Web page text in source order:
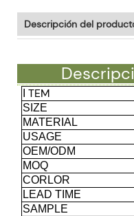
Descripción del
TEM
SIZE
MATERIAL
USAGE
OEM/ODM
MOQ
CORLOR
LEAD TIME
SAMPLE